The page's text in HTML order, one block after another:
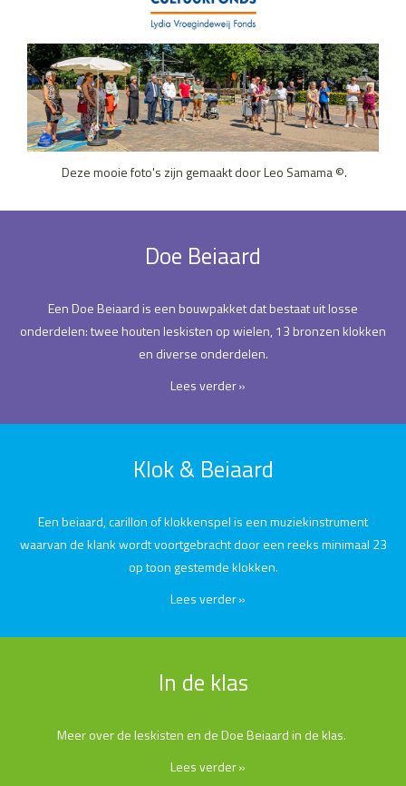
Deze mooie foto's zijn gemaakt door Leo Samama ©.
Doe Beiaard
Een Doe Beiaard is een bouwpakket dat bestaat uit losse
onderdelen: twee houten leskisten op wielen, 13 bronzen klokken
en diverse onderdelen.
Lees verder
Klok & Beiaard
Een beiaard, carillon of klokkenspel is een muziekinstrument
waarvan de klank wordt voortgebracht door een reeks minimaal 23
op toon gestemde klokken.
Lees verder
In de klas
Meer over de leskisten en de Doe Beiaard in de klas.
Lees verder